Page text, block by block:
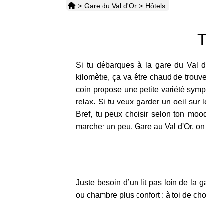
> Gare du Val d'Or > Hôtels
Si tu débarques à la gare du Val
kilomètre, ça va être chaud de
coin propose une petite variété
relax. Si tu veux garder un oeil sur
Bref, tu peux choisir selon ton
marcher un peu. Gare au Val d'Or,
Juste besoin d’un lit pas loin de la
ou chambre plus confort : à toi de